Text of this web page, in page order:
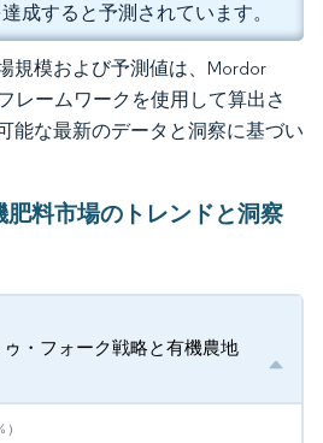
成すると予測されています。
規模および予測値は、Mordor
レームワークを使用して算出さ
能な最新のデータと洞察に基づい
肥料市場のトレンドと洞察
・フォーク戦略と有機農地